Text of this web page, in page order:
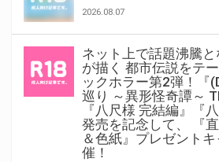
2026.08.07
ネット上で話題沸騰
が描く 都市伝説をテ
ックホラー第2弾！『
巡り ～異形怪奇譚～
『八尺様 完結編』『
発売を記念して、 『
＆色紙』プレゼント
催！